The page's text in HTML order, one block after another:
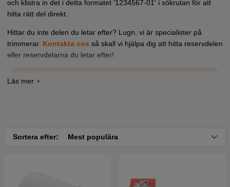
och klistra in det i detta formatet '1234567-01' i sökrutan för att
hitta rätt del direkt.
Hittar du inte delen du letar efter? Lugn, vi är specialister på
trimmerar. Kontakta oss så skall vi hjälpa dig att hitta reservdelen
eller reservdelarna du letar efter!
Tryck här för sprängskiss och reservdelslista till
Sortera efter: Mest populära